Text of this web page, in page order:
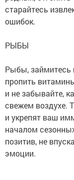
старайтесь
ошибок.
РЫБЫ
Рыбы, займитесь
пропить
и не забывайте,
свежем воздухе.
и укрепят ваш
началом
позитив, не
эмоции.